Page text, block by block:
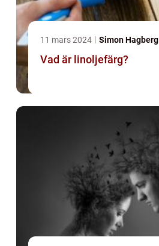
11 mars 2024 Simon Hagberg
Vad är linoljefärg?